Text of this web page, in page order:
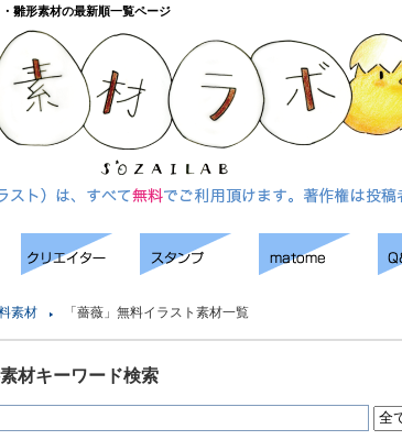
雛形素材の最新順一覧ページ
素材 「薔薇」無料イラスト素材一覧
材キーワード検索